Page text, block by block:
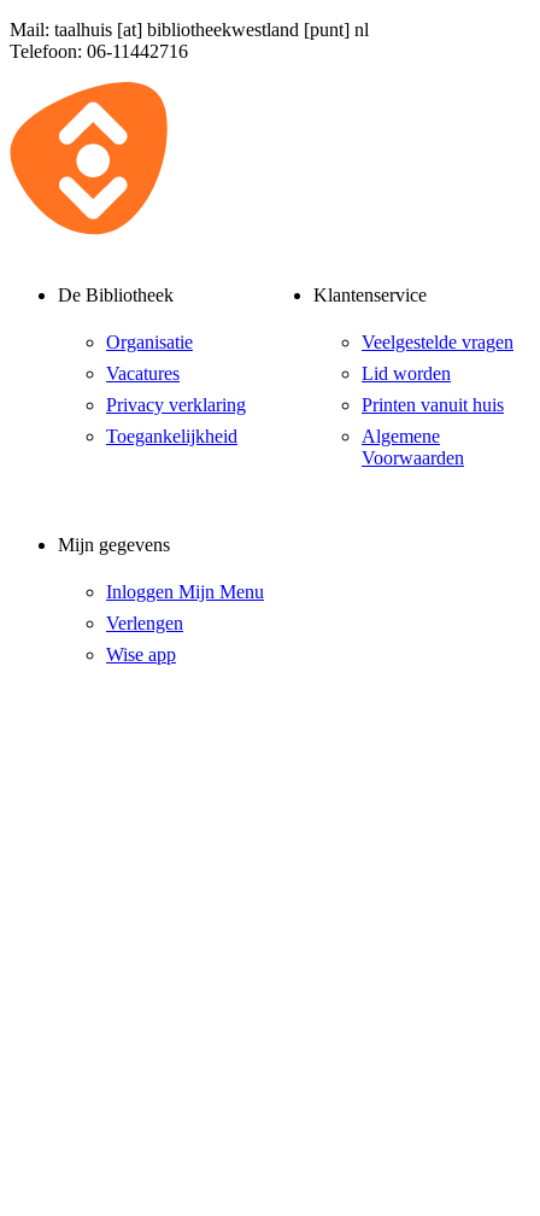
Mail: taalhuis [at] bibliotheekwestland [punt] nl
Telefoon: 06-11442716
De Bibliotheek
Organisatie
Vacatures
Privacy verklaring
Toegankelijkheid
Klantenservice
Veelgestelde vragen
Lid worden
Printen vanuit huis
Algemene
Voorwaarden
Mijn gegevens
Inloggen Mijn Menu
Verlengen
Wise app